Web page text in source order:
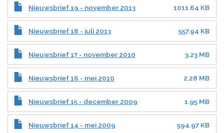
Nieuwsbrief 19 - november 2013 1011.64 KB
Nieuwsbrief 18 - juli 2013 557.94 KB
Nieuwsbrief 17 - november 2010 3.23 MB
Nieuwsbrief 16 - mei 2010 2.28 MB
Nieuwsbrief 15 - december 2009 1.95 MB
Nieuwsbrief 14 - mei 2009 594.97 KB